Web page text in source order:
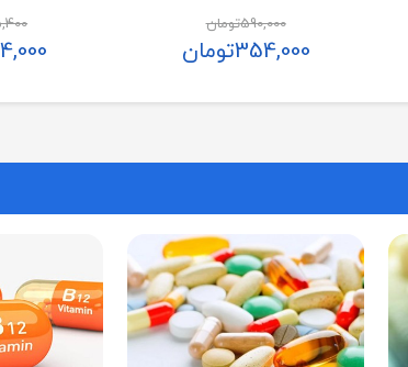
590,000تومان
354,000تومان